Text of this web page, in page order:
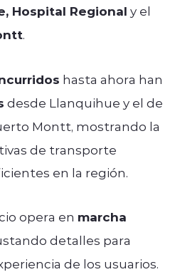
Hospital Regional y el
.
hasta ahora han
desde Llanquihue y el de
Montt, mostrando la
de transporte
en la región.
opera en marcha
detalles para
de los usuarios.